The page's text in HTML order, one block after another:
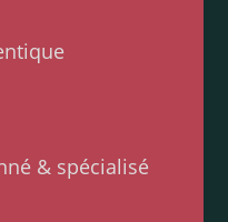
& spécialisé